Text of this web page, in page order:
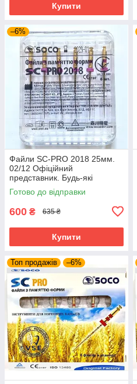
Купити
–6%
Файли SC-PRO 2018 25мм.
02/12 Офіційний
представник. Будь-які
розміри завжди в наявності.
Готово до відправки
600 ₴ 635 ₴
Купити
Топ продажів –6%